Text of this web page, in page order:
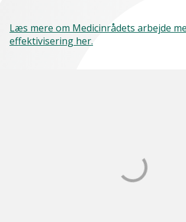
Læs mere om Medicinrådets arbejde
effektivisering her.